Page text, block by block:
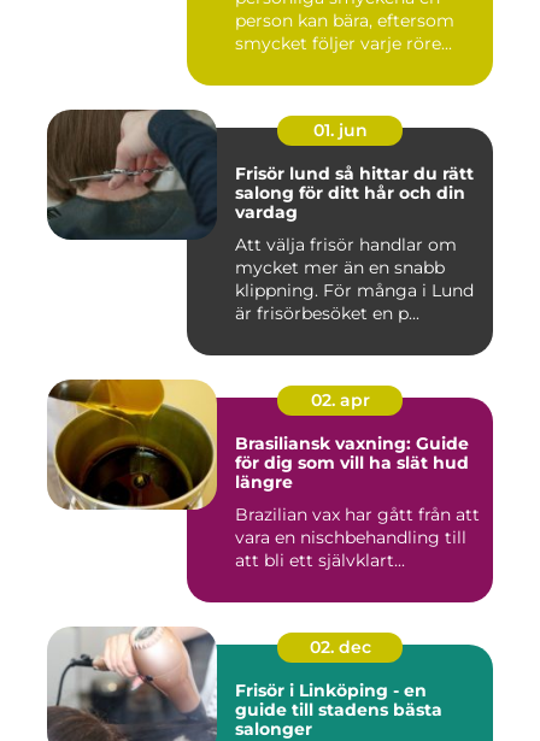
person kan bära, eftersom
smycket följer varje röre...
01. jun
Frisör lund så hittar du rätt
salong för ditt hår och din
vardag
Att välja frisör handlar om
mycket mer än en snabb
klippning. För många i Lund
är frisörbesöket en p...
02. apr
Brasiliansk vaxning: Guide
för dig som vill ha slät hud
längre
Brazilian vax har gått från att
vara en nischbehandling till
att bli ett självklart...
02. dec
Frisör i Linköping - en
guide till stadens bästa
salonger